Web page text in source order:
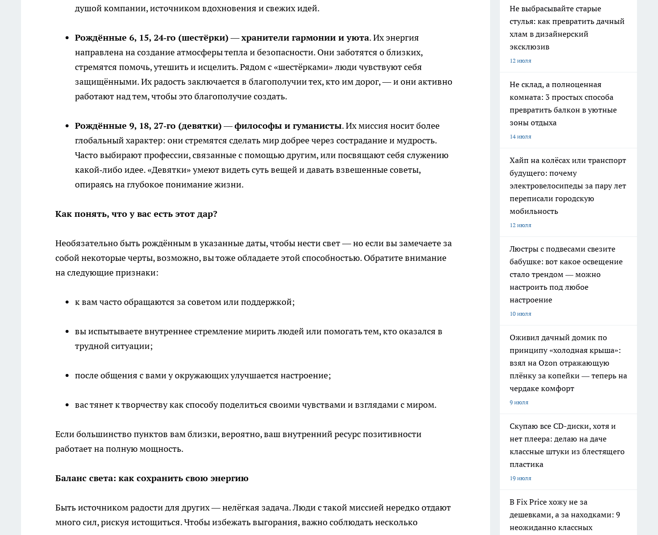
душой компании, источником вдохновения и свежих идей.
Рождённые 6, 15, 24‑го (шестёрки)—хранители гармонии и уюта. Их энергия
направлена на создание атмосферы тепла и безопасности. Они заботятся о близких,
стремятся помочь, утешить и исцелить. Рядом с «шестёрками» люди чувствуют себя
защищёнными. Их радость заключается в благополучии тех, кто им дорог, — и они активно
работают над тем, чтобы это благополучие создать.
Рождённые 9, 18, 27‑го (девятки)—философы и гуманисты. Их миссия носит более
глобальный характер: они стремятся сделать мир добрее через сострадание и мудрость.
Часто выбирают профессии, связанные с помощью другим, или посвящают себя служению
какой‑либо идее. «Девятки» умеют видеть суть вещей и давать взвешенные советы,
опираясь на глубокое понимание жизни.
Как понять, что у вас есть этот дар?
Необязательно быть рождённым в указанные даты, чтобы нести свет — но если вы замечаете за
собой некоторые черты, возможно, вы тоже обладаете этой способностью. Обратите внимание
на следующие признаки:
к вам часто обращаются за советом или поддержкой;
вы испытываете внутреннее стремление мирить людей или помогать тем, кто оказался в
трудной ситуации;
после общения с вами у окружающих улучшается настроение;
вас тянет к творчеству как способу поделиться своими чувствами и взглядами с миром.
Если большинство пунктов вам близки, вероятно, ваш внутренний ресурс позитивности
работает на полную мощность.
Баланс света: как сохранить свою энергию
Быть источником радости для других — нелёгкая задача. Люди с такой миссией нередко отдают
много сил, рискуя истощиться. Чтобы избежать выгорания, важно соблюдать несколько
Не выбрасывайте старые
стулья: как превратить дачный
хлам в дизайнерский
эксклюзив
12 июля
Не склад, а полноценная
комната: 3 простых способа
превратить балкон в уютные
зоны отдыха
14 июля
Хайп на колёсах или транспорт
будущего: почему
электровелосипеды за пару лет
переписали городскую
мобильность
12 июля
Люстры с подвесами свезите
бабушке: вот какое освещение
стало трендом — можно
настроить под любое
настроение
10 июля
Оживил дачный домик по
принципу «холодная крыша»:
взял на Ozon отражающую
плёнку за копейки — теперь на
чердаке комфорт
9 июля
Скупаю все CD-диски, хотя и
нет плеера: делаю на даче
классные штуки из блестящего
пластика
19 июля
В Fix Price хожу не за
дешевками, а за находками: 9
неожиданно классных